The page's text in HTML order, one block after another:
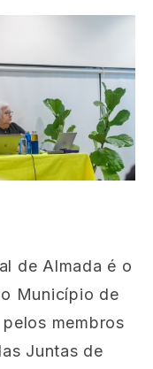
de Almada é o
Município de
membros
Juntas de